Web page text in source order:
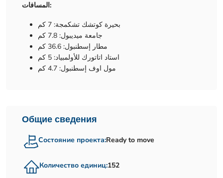
المسافات:
بحيرة كوتشك تشكمجة: 7 كم
جامعة ميديبول: 7.8 كم
مطار إسطنبول: 36.6 كم
استاد اتاتورك للأولمبياد: 5 كم
مول اوف إسطنبول: 4.7 كم
Общие сведения
Состояние проекта:Ready to move
Количество единиц:152